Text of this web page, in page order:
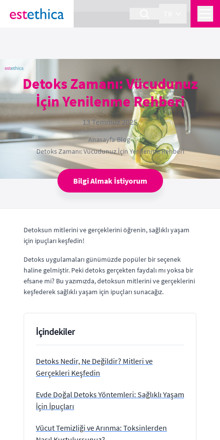
section Service {
Detoks Zamanı: Vücudunuz
İçin Yenilenme Rehberi
13 Temmuz 2025
Anasayfa›Blog›
Detoks Zamanı: Vücudunuz İçin Yenilenme Rehberi
Bilgi Almak İstiyorum
Detoksun mitlerini ve gerçeklerini öğrenin, sağlıklı yaşam
için ipuçları keşfedin!
Detoks uygulamaları günümüzde popüler bir seçenek
haline gelmiştir. Peki detoks gerçekten faydalı mı yoksa bir
efsane mi? Bu yazımızda, detoksun mitlerini ve gerçeklerini
keşfederek sağlıklı yaşam için ipuçları sunacağız.
İçindekiler
Detoks Nedir, Ne Değildir? Mitleri ve
Gerçekleri Keşfedin
Evde Doğal Detoks Yöntemleri: Sağlıklı Yaşam
İçin İpuçları
Vücut Temizliği ve Arınma: Toksinlerden